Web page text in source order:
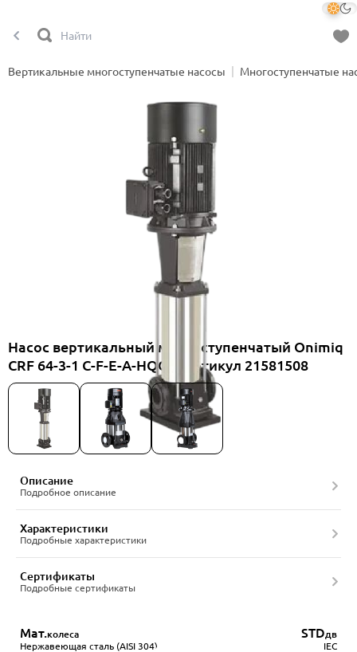
Вертикальные многоступенчатые насосы Многоступенчатые
Насос вертикальный многоступенчатый Onimiq
CRF 64-3-1 C-F-E-A-HQQE, артикул 21581508
Описание
Подробное описание
Характеристики
Подробные характеристики
Сертификаты
Подробные сертификаты
Мат.колеса
Нержавеющая сталь (AISI 304)
STDдв
IEC